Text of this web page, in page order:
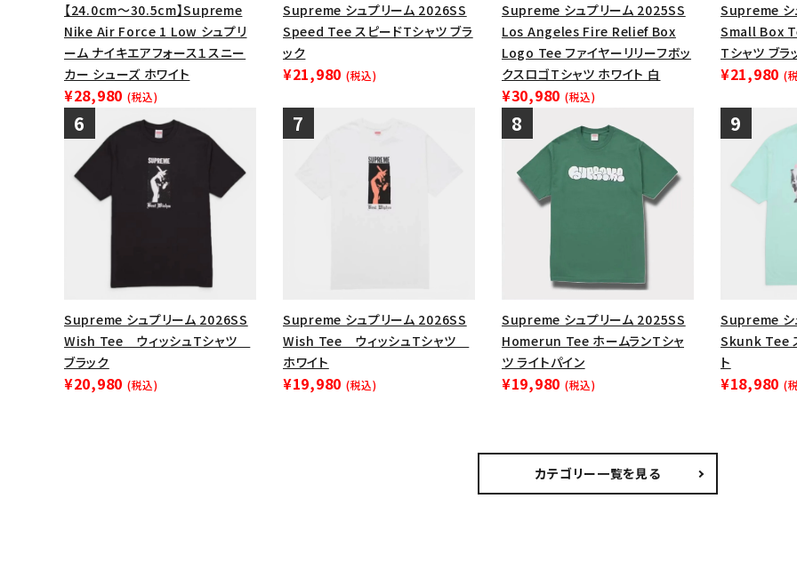
【24.0cm～30.5cm】Supreme
Nike Air Force 1 Low シュプリ
ーム ナイキエアフォース１スニー
カー シューズ ホワイト
¥28,980 (税込)
Supreme シュプリーム 2026SS
Speed Tee スピードTシャツ ブラ
ック
¥21,980 (税込)
Supreme シュプリーム 2025SS
Los Angeles Fire Relief Box
Logo Tee ファイヤーリリーフボッ
クスロゴTシャツ ホワイト 白
¥30,980 (税込)
Supreme シ
Small Box
Tシャツ ブラ
¥21,980 (
Supreme シュプリーム 2026SS
Wish Tee ウィッシュTシャツ
ブラック
¥20,980 (税込)
Supreme シュプリーム 2026SS
Wish Tee ウィッシュTシャツ
ホワイト
¥19,980 (税込)
Supreme シュプリーム 2025SS
Homerun Tee ホームランTシャ
ツ ライトパイン
¥19,980 (税込)
Supreme シ
Skunk Tee
ト
¥18,980 (
カテゴリー一覧を見る